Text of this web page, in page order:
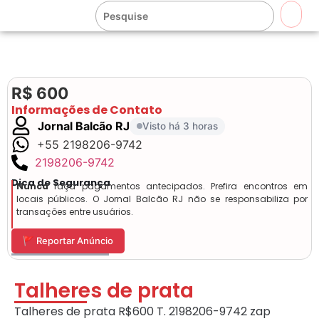
R$ 600
Informações de Contato
Jornal Balcão RJ Visto há 3 horas
+55 2198206-9742
2198206-9742
Dica de Segurança
Nuncafaça pagamentos antecipados. Prefira encontros em
locais públicos. O Jornal Balcão RJ não se responsabiliza por
transações entre usuários.
🚩 Reportar Anúncio
Talheres de prata
Talheres de prata R$600 T. 2198206-9742 zap